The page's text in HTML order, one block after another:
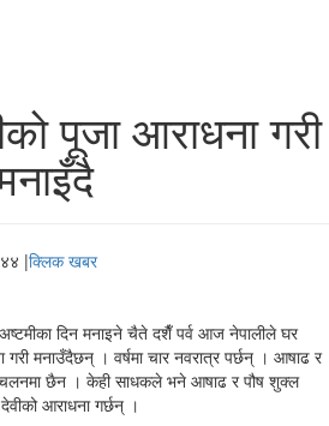
पूजा आराधना गरी
|क्लिक खबर
दिन मनाइने चैते दशैँ पर्व आज नेपालीले घर
गरी मनाउँदैछन् । वर्षमा चार नवरात्र पर्छन् । आषाढ र
छैन । केही साधकले भने आषाढ र पौष शुक्ल
आराधना गर्छन् ।